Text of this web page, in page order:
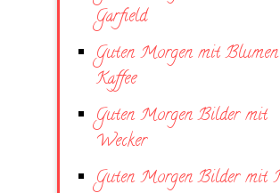
Garfield
Guten Morgen mit
Kaffee
Guten Morgen Bilder mit
Wecker
Guten Morgen Bilder mit